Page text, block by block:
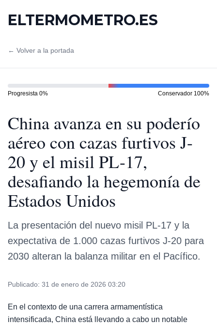
ELTERMOMETRO.ES
← Volver a la portada
Progresista 0% Conservador 100%
China avanza en su poderío
aéreo con cazas furtivos J-
20 y el misil PL-17,
desafiando la hegemonía de
Estados Unidos
La presentación del nuevo misil PL-17 y la
expectativa de 1.000 cazas furtivos J-20 para
2030 alteran la balanza militar en el Pacífico.
Publicado: 31 de enero de 2026 03:20
En el contexto de una carrera armamentística
intensificada, China está llevando a cabo un notable